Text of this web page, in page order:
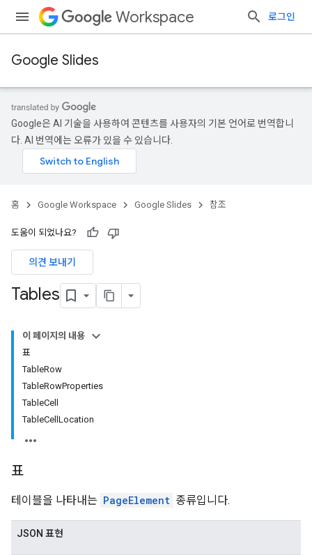
Workspace 로그인
Google Slides
Google은 AI 기술을 사용하여 콘텐츠를 사용자의 기본 언어로 번역합니
다. AI 번역에는 오류가 있을 수 있습니다.
홈 Google Workspace Google Slides 참조
도움이 되었나요?
의견 보내기
Tables
이 페이지의 내용
표
TableRow
TableRowProperties
TableCell
TableCellLocation
표
테이블을 나타내는 PageElement 종류입니다.
JSON 표현